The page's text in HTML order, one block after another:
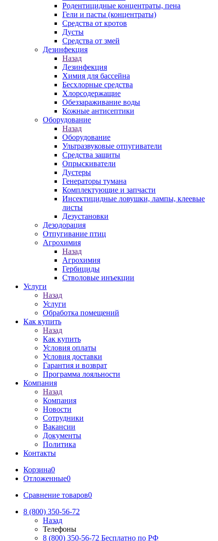
Родентицидные концентраты, пена
Гели и пасты (концентраты)
Средства от кротов
Дусты
Средства от змей
Дезинфекция
Назад
Дезинфекция
Химия для бассейна
Бесхлорные средства
Хлорсодержащие
Обеззараживание воды
Кожные антисептики
Оборудование
Назад
Оборудование
Ультразвуковые отпугиватели
Средства защиты
Опрыскиватели
Дустеры
Генераторы тумана
Комплектующие и запчасти
Инсектицидные ловушки, лампы, клеевые
листы
Дезустановки
Дезодорация
Отпугивание птиц
Агрохимия
Назад
Агрохимия
Гербициды
Стволовые инъекции
Услуги
Назад
Услуги
Обработка помещений
Как купить
Назад
Как купить
Условия оплаты
Условия доставки
Гарантия и возврат
Программа лояльности
Компания
Назад
Компания
Новости
Сотрудники
Вакансии
Документы
Политика
Контакты
Корзина0
Отложенные0
Сравнение товаров0
8 (800) 350-56-72
Назад
Телефоны
8 (800) 350-56-72 Бесплатно по РФ